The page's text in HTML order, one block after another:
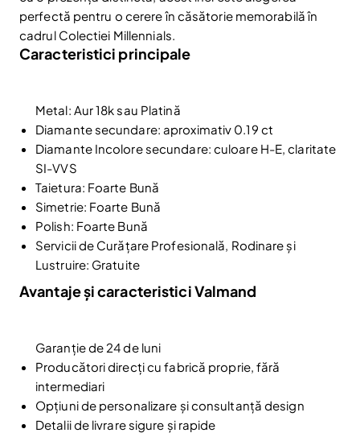
Reduceri și noutăți doar pentru abonați
Fii la curent cu noutățile și promoțiile abonându-te
la newsletter-ul nostru.
Email
Abonare
perfectă pentru o cerere în căsătorie memorabilă în
cadrul Colectiei Millennials.
Caracteristici principale
Metal: Aur 18k sau Platină
Diamante secundare: aproximativ 0.19 ct
Diamante Incolore secundare: culoare H-E, claritate
SI-VVS
Taietura: Foarte Bună
Simetrie: Foarte Bună
Polish: Foarte Bună
Servicii de Curățare Profesională, Rodinare și
Lustruire: Gratuite
Avantaje și caracteristici Valmand
Garanție de 24 de luni
Producători direcți cu fabrică proprie, fără
intermediari
Opțiuni de personalizare și consultanță design
Detalii de livrare sigure și rapide